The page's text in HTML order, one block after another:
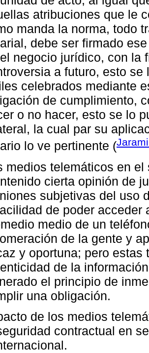
atribuciones que le
manda la norma, todo
debe ser firmado
negocio jurídico, con la
a futuro, esto
celebrados mediante
de cumplimiento,
o no hacer, esto se lo
la cual par su
lo ve pertinente (
medios telemáticos en
cierta opinión de
subjetivas del uso
de poder acceder
medio de un
de la gente y
y oportuna; pero
de la
el principio de
una obligación.
de los medios
contractual en